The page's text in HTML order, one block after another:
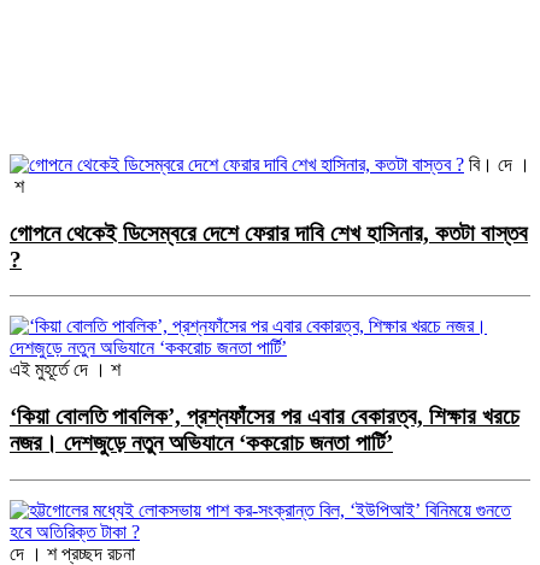
বি। দে ।
শ
গোপনে থেকেই ডিসেম্বরে দেশে ফেরার দাবি শেখ হাসিনার, কতটা বাস্তব
?
এই মুহূর্তে দে । শ
‘কিয়া বোলতি পাবলিক’, প্রশ্নফাঁসের পর এবার বেকারত্ব, শিক্ষার খরচে
নজর। দেশজুড়ে নতুন অভিযানে ‘ককরোচ জনতা পার্টি’
দে । শ প্রচ্ছদ রচনা